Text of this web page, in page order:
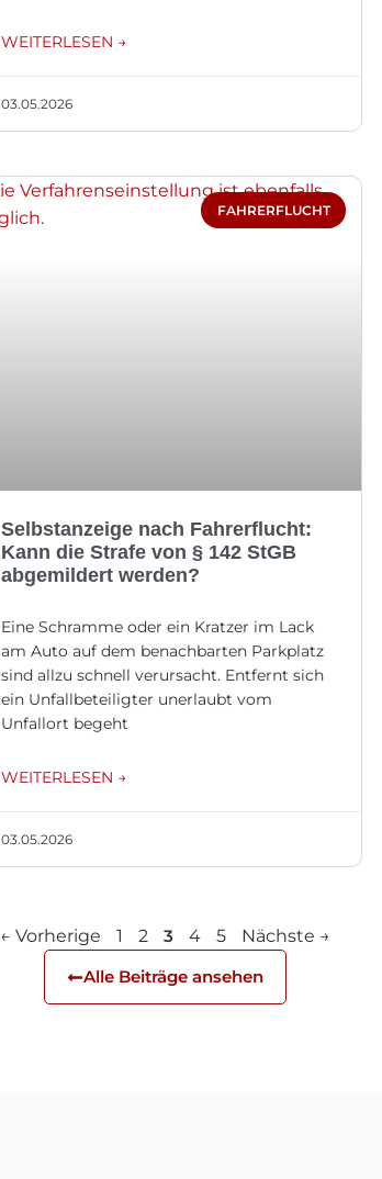
WEITERLESEN →
03.05.2026
FAHRERFLUCHT
Selbstanzeige nach Fahrerflucht:
Kann die Strafe von § 142 StGB
abgemildert werden?
Eine Schramme oder ein Kratzer im Lack
am Auto auf dem benachbarten Parkplatz
sind allzu schnell verursacht. Entfernt sich
ein Unfallbeteiligter unerlaubt vom
Unfallort begeht
WEITERLESEN →
03.05.2026
← Vorherige 1 2 3 4 5
Nächste →
Alle Beiträge ansehen